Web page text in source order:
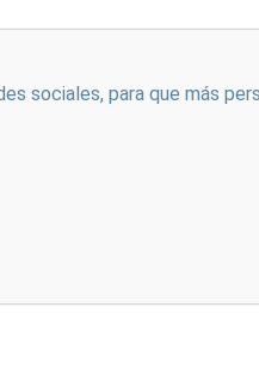
sociales, para que más